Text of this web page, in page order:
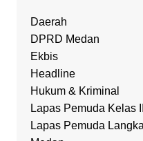
Daerah
DPRD Medan
Ekbis
Headline
Hukum & Kriminal
Lapas Pemuda Kelas
Lapas Pemuda